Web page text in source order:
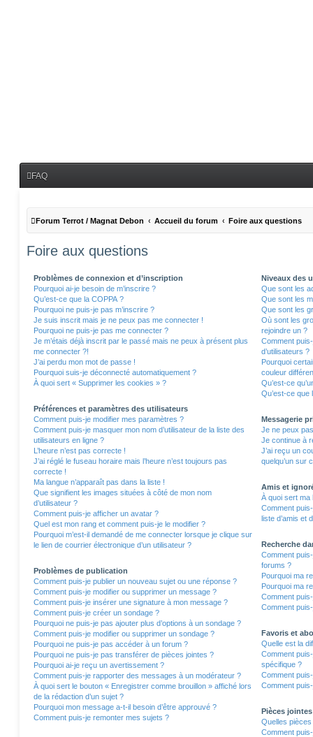
FAQ
Forum Terrot / Magnat Debon Accueil du forum Foire aux questions
Foire aux questions
Problèmes de connexion et d’inscription
Pourquoi ai-je besoin de m’inscrire ?
Qu’est-ce que la COPPA ?
Pourquoi ne puis-je pas m’inscrire ?
Je suis inscrit mais je ne peux pas me connecter !
Pourquoi ne puis-je pas me connecter ?
Je m’étais déjà inscrit par le passé mais ne peux à présent plus
me connecter ?!
J’ai perdu mon mot de passe !
Pourquoi suis-je déconnecté automatiquement ?
À quoi sert « Supprimer les cookies » ?
Préférences et paramètres des utilisateurs
Comment puis-je modifier mes paramètres ?
Comment puis-je masquer mon nom d’utilisateur de la liste des
utilisateurs en ligne ?
L’heure n’est pas correcte !
J’ai réglé le fuseau horaire mais l’heure n’est toujours pas
correcte !
Ma langue n’apparaît pas dans la liste !
Que signifient les images situées à côté de mon nom
d’utilisateur ?
Comment puis-je afficher un avatar ?
Quel est mon rang et comment puis-je le modifier ?
Pourquoi m’est-il demandé de me connecter lorsque je clique sur
le lien de courrier électronique d’un utilisateur ?
Problèmes de publication
Comment puis-je publier un nouveau sujet ou une réponse ?
Comment puis-je modifier ou supprimer un message ?
Comment puis-je insérer une signature à mon message ?
Comment puis-je créer un sondage ?
Pourquoi ne puis-je pas ajouter plus d’options à un sondage ?
Comment puis-je modifier ou supprimer un sondage ?
Pourquoi ne puis-je pas accéder à un forum ?
Pourquoi ne puis-je pas transférer de pièces jointes ?
Pourquoi ai-je reçu un avertissement ?
Comment puis-je rapporter des messages à un modérateur ?
À quoi sert le bouton « Enregistrer comme brouillon » affiché lors
de la rédaction d’un sujet ?
Pourquoi mon message a-t-il besoin d’être approuvé ?
Comment puis-je remonter mes sujets ?
Niveaux des
Que sont les
Que sont les
Que sont les
Où sont les
rejoindre un ?
Comment
d’utilisateurs ?
Pourquoi
couleur
Qu’est-ce
Qu’est-ce que
Messagerie
Je ne peux
Je continue à
J’ai reçu un
quelqu’un sur
Amis et
À quoi sert ma
Comment
liste d’amis et
Recherche
Comment
forums ?
Pourquoi ma
Pourquoi ma
Comment
Comment
Favoris et
Quelle est la
Comment
spécifique ?
Comment
Comment
Pièces jointes
Quelles
Comment